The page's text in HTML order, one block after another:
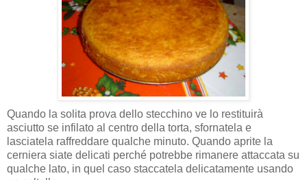
Quando la solita prova dello stecchino ve lo restituirà
asciutto se infilato al centro della torta, sfornatela e
lasciatela raffreddare qualche minuto. Quando aprite la
cerniera siate delicati perché potrebbe rimanere attaccata su
qualche lato, in quel caso staccatela delicatamente usando